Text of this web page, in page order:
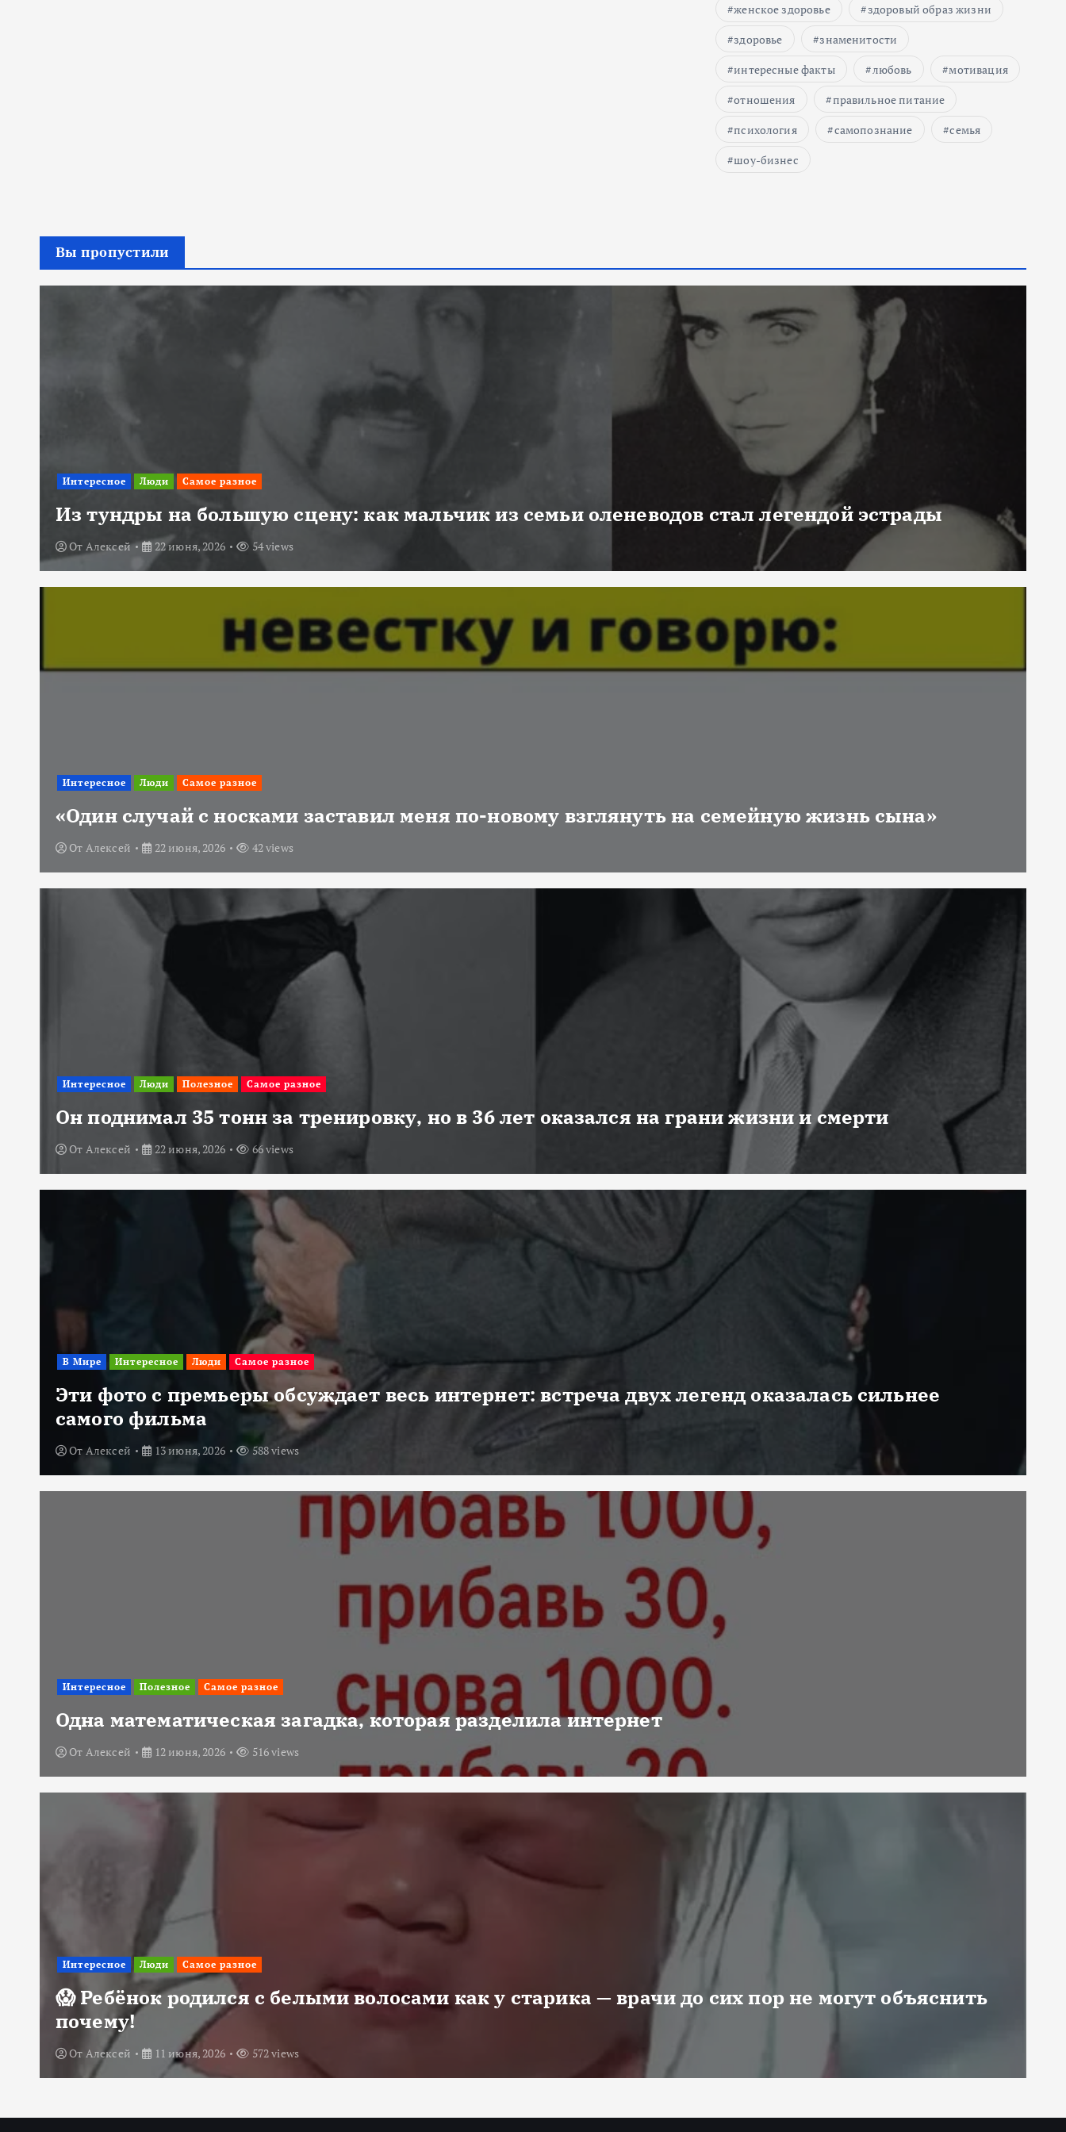
женское здоровье
здоровый образ жизни
здоровье
знаменитости
интересные факты
любовь
мотивация
отношения
правильное питание
психология
самопознание
семья
шоу-бизнес
Вы пропустили
Интересное Люди Самое разное
Из тундры на большую сцену: как мальчик из семьи оленеводов стал легендой эстрады
От Алексей 22 июня, 2026 54 views
Интересное Люди Самое разное
«Один случай с носками заставил меня по-новому взглянуть на семейную жизнь сына»
От Алексей 22 июня, 2026 42 views
Интересное Люди Полезное Самое разное
Он поднимал 35 тонн за тренировку, но в 36 лет оказался на грани жизни и смерти
От Алексей 22 июня, 2026 66 views
В Мире Интересное Люди Самое разное
Эти фото с премьеры обсуждает весь интернет: встреча двух легенд оказалась сильнее
самого фильма
От Алексей 13 июня, 2026 588 views
Интересное Полезное Самое разное
Одна математическая загадка, которая разделила интернет
От Алексей 12 июня, 2026 516 views
Интересное Люди Самое разное
😱 Ребёнок родился с белыми волосами как у старика — врачи до сих пор не могут объяснить
почему!
От Алексей 11 июня, 2026 572 views